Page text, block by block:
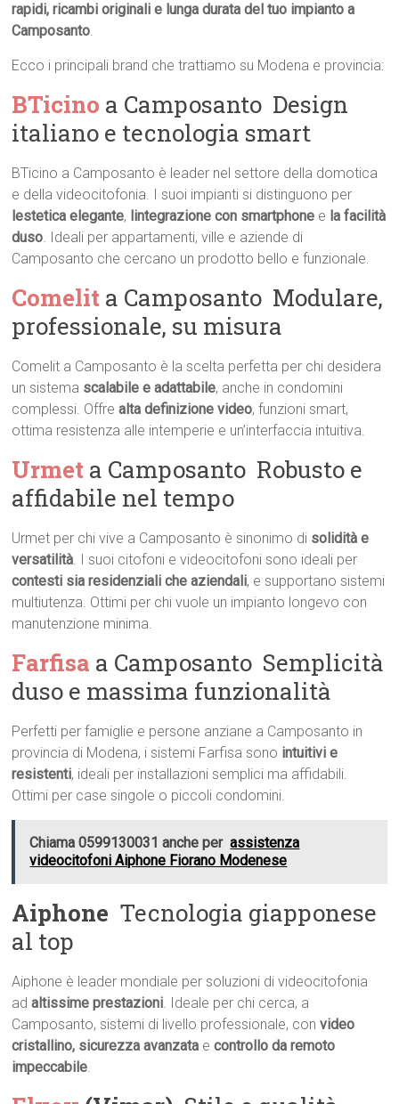
rapidi, ricambi originali e lunga durata del tuo impianto a
Camposanto.
Ecco i principali brand che trattiamo su Modena e provincia:
BTicino a Camposanto  Design
italiano e tecnologia smart
BTicino a Camposanto è leader nel settore della domotica
e della videocitofonia. I suoi impianti si distinguono per
lestetica elegante, lintegrazione con smartphone e la facilità
duso. Ideali per appartamenti, ville e aziende di
Camposanto che cercano un prodotto bello e funzionale.
Comelit a Camposanto  Modulare,
professionale, su misura
Comelit a Camposanto è la scelta perfetta per chi desidera
un sistema scalabile e adattabile, anche in condomini
complessi. Offrealta definizione video, funzioni smart,
ottima resistenza alle intemperie e un’interfaccia intuitiva.
Urmet a Camposanto  Robusto e
affidabile nel tempo
Urmet per chi vive a Camposanto è sinonimo di solidità e
versatilità. I suoi citofoni e videocitofoni sono ideali per
contesti sia residenziali che aziendali, e supportano sistemi
multiutenza. Ottimi per chi vuole un impianto longevo con
manutenzione minima.
Farfisa a Camposanto  Semplicità
duso e massima funzionalità
Perfetti per famiglie e persone anziane a Camposanto in
provincia di Modena, i sistemi Farfisa sono intuitivi e
resistenti, ideali per installazioni semplici ma affidabili.
Ottimi per case singole o piccoli condomini.
Chiama 0599130031 anche per assistenza
videocitofoni Aiphone Fiorano Modenese
Aiphone  Tecnologia giapponese
al top
Aiphone è leader mondiale per soluzioni di videocitofonia
adaltissime prestazioni. Ideale per chi cerca, a
Camposanto, sistemi di livello professionale, convideo
cristallino, sicurezza avanzata econtrollo da remoto
impeccabile.